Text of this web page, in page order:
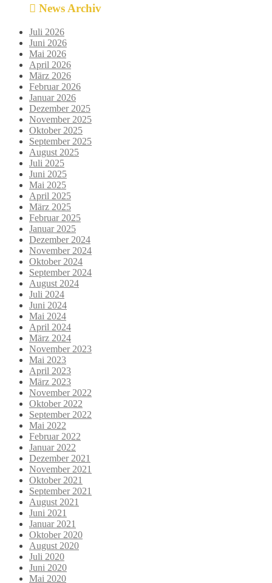
News Archiv
Juli 2026
Juni 2026
Mai 2026
April 2026
März 2026
Februar 2026
Januar 2026
Dezember 2025
November 2025
Oktober 2025
September 2025
August 2025
Juli 2025
Juni 2025
Mai 2025
April 2025
März 2025
Februar 2025
Januar 2025
Dezember 2024
November 2024
Oktober 2024
September 2024
August 2024
Juli 2024
Juni 2024
Mai 2024
April 2024
März 2024
November 2023
Mai 2023
April 2023
März 2023
November 2022
Oktober 2022
September 2022
Mai 2022
Februar 2022
Januar 2022
Dezember 2021
November 2021
Oktober 2021
September 2021
August 2021
Juni 2021
Januar 2021
Oktober 2020
August 2020
Juli 2020
Juni 2020
Mai 2020